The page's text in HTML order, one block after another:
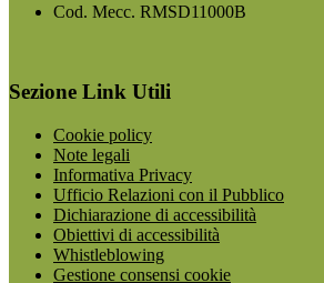
Cod. Mecc. RMSD11000B
Sezione Link Utili
Cookie policy
Note legali
Informativa Privacy
Ufficio Relazioni con il Pubblico
Dichiarazione di accessibilità
Obiettivi di accessibilità
Whistleblowing
Gestione consensi cookie